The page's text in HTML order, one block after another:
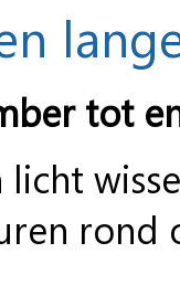
tot
licht
rond